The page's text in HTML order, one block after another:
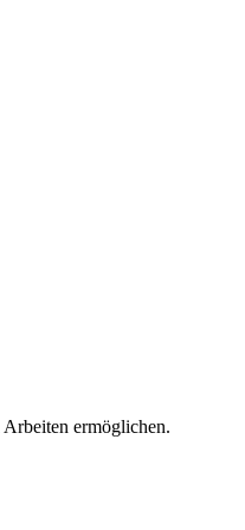
ermöglichen.